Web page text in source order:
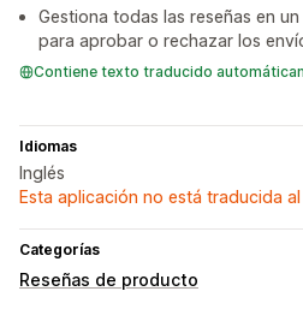
Gestiona todas las reseñas en
para aprobar o rechazar los
Contiene texto traducido
Idiomas
Inglés
Esta aplicación no está traducida al
Categorías
Reseñas de producto